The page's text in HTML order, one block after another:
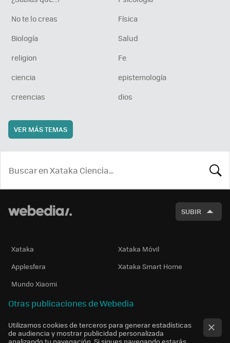
No te lo creas
Física
Biología
Salud
religion
Fe
ciencia
epistemología
creencias
dios
VER MÁS TEMAS
SUBIR
Xataka
Xataka Móvil
Applesfera
Xataka Smart Home
Mundo Xiaomi
Otras publicaciones de Webedia
Utilizamos cookies de terceros para generar estadísticas
de audiencia y mostrar publicidad personalizada